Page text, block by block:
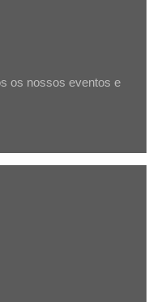
os nossos eventos e